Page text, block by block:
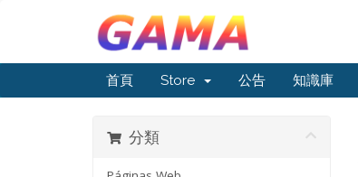
首頁 Store 公告 知識庫
分類